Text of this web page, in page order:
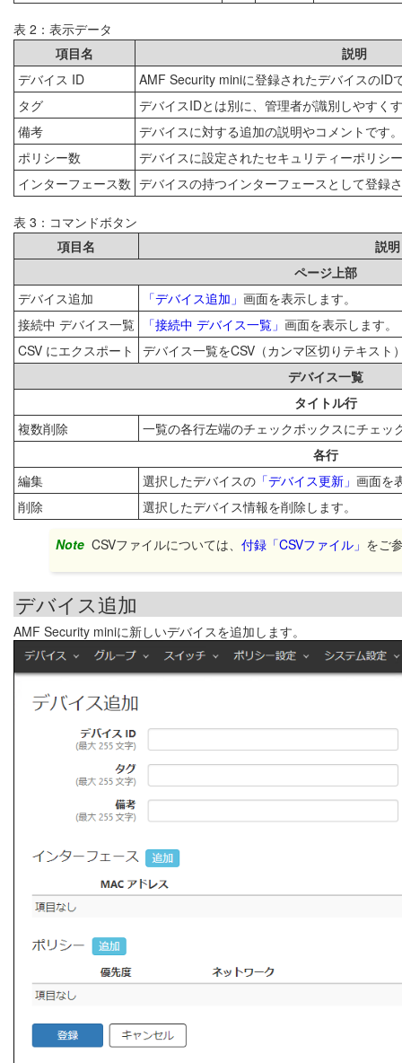
表 2：表示データ
項目名
説明
デバイス ID
AMF Security miniに登録されたデバイスのID
タグ
デバイスIDとは別に、管理者が識別しやすく
備考
デバイスに対する追加の説明やコメントです。
ポリシー数
デバイスに設定されたセキュリティーポリシ
インターフェース数 デバイスの持つインターフェースとして登録
表 3：コマンドボタン
項目名
説明
ページ上部
デバイス追加
「デバイス追加」 画面を表示します。
接続中 デバイス一覧
「接続中 デバイス一覧」 画面を表示します。
CSV にエクスポート
デバイス一覧をCSV（カンマ区切りテキスト
デバイス一覧
タイトル行
複数削除
一覧の各行左端のチェックボックスにチェ
各行
編集
選択したデバイスの 「デバイス更新」 画面を
削除
選択したデバイス情報を削除します。
Note CSVファイルについては、付録「CSVファイル」 をご
デバイス追加
AMF Security miniに新しいデバイスを追加します。